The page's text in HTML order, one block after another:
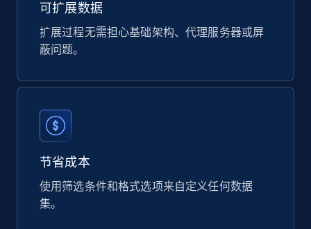
839+
Currency, Rating, Reviews count, and more.
823+ 40+ 立即购买
可扩展数据
扩展过程无需担心基础架构、代理服务器或屏
蔽问题。
节省成本
使用筛选条件和格式选项来自定义任何数据
集。